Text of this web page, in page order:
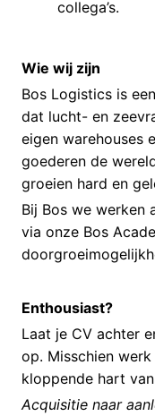
collega’s.
Wie wij zijn
Bos Logistics is
dat lucht- en
eigen warehouses
goederen de
groeien hard en
Bij Bos we werken
via onze Bos
Enthousiast?
Laat je CV achter
op. Misschien
kloppende hart
Acquisitie naar